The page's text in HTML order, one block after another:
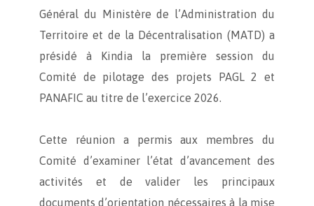
Général du Ministère de l’Administration du
Territoire et de la Décentralisation (MATD) a
présidé à Kindia la première session du
Comité de pilotage des projets PAGL 2 et
PANAFIC au titre de l’exercice 2026.
Cette réunion a permis aux membres du
Comité d’examiner l’état d’avancement des
activités et de valider les principaux
documents d’orientation nécessaires à la mise